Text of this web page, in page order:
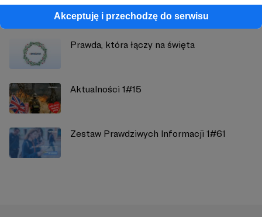
Akceptuję i przechodzę do serwisu
Zobacz również
Prawda, która łączy na święta
Aktualności 1#15
Zestaw Prawdziwych Informacji 1#61